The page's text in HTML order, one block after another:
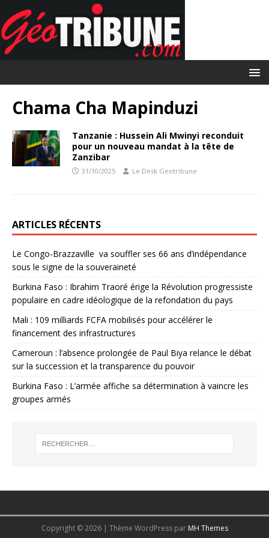
Chama Cha Mapinduzi
Tanzanie : Hussein Ali Mwinyi reconduit
pour un nouveau mandat à la tête de
Zanzibar
31/10/2025 Le Desk Geotribune
ARTICLES RÉCENTS
Le Congo-Brazzaville va souffler ses 66 ans d’indépendance
sous le signe de la souveraineté
Burkina Faso : Ibrahim Traoré érige la Révolution progressiste
populaire en cadre idéologique de la refondation du pays
Mali : 109 milliards FCFA mobilisés pour accélérer le
financement des infrastructures
Cameroun : l’absence prolongée de Paul Biya relance le débat
sur la succession et la transparence du pouvoir
Burkina Faso : L’armée affiche sa détermination à vaincre les
groupes armés
Copyright © 2026 | Thème WordPress par MH Themes